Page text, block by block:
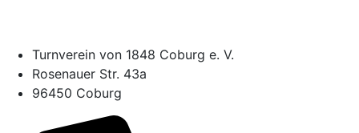
Turnverein von 1848 Coburg e. V.
Rosenauer Str. 43a
96450 Coburg